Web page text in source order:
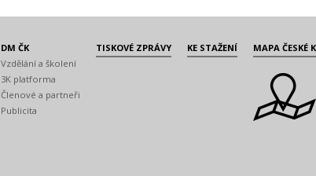
DM ČK
Vzdělání a školení
3K platforma
Členové a partneři
Publicita
TISKOVÉ ZPRÁVY KE STAŽENÍ MAPA ČESKÉ